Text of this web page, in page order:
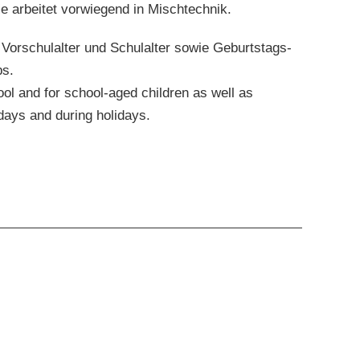
arbeitet vorwiegend in Mischtechnik.
und Schulalter sowie Geburtstags-
and for school-aged children as well as
and during holidays.